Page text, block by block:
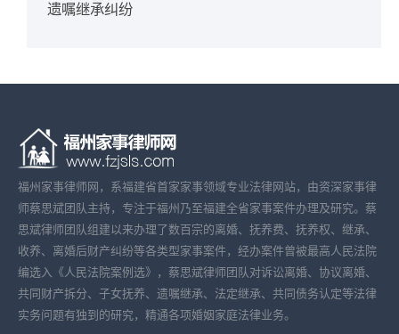
遗嘱继承纠纷
福州家事律师网，系福建省首家家事领域专业法律网站，由资深家事律
师蔡思斌团队主持，专注于福州乃至福建全省家事案件办理及研究。蔡
思斌律师团队组建以来办理了数百宗的离婚、抚养费、抚养权、继承、
收养、离婚后财产纠纷等各类型家事案件，经办案件曾被最高人民法院
编选入《人民法院案例选》，蔡思斌律师团队对诉讼离婚、协议离婚、
共同财产拆分、子女抚养、遗嘱继承、法定继承、共同债务认定等法律
实务问题有独到的研究，精通各项婚姻家庭法律业务。